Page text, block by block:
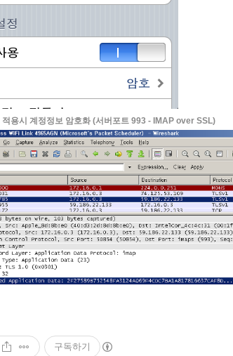
적용시 계정정보 암호화 (서버포트 993 - IMAP over SSL)
구독하기